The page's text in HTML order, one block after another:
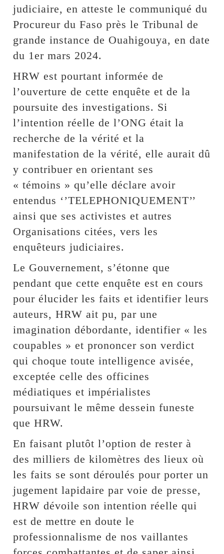
judiciaire, en atteste le communiqué du
Procureur du Faso près le Tribunal de
grande instance de Ouahigouya, en date
du 1er mars 2024.
HRW est pourtant informée de
l’ouverture de cette enquête et de la
poursuite des investigations. Si
l’intention réelle de l’ONG était la
recherche de la vérité et la
manifestation de la vérité, elle aurait dû
y contribuer en orientant ses
« témoins » qu’elle déclare avoir
entendus ‘’TELEPHONIQUEMENT’’
ainsi que ses activistes et autres
Organisations citées, vers les
enquêteurs judiciaires.
Le Gouvernement, s’étonne que
pendant que cette enquête est en cours
pour élucider les faits et identifier leurs
auteurs, HRW ait pu, par une
imagination débordante, identifier « les
coupables » et prononcer son verdict
qui choque toute intelligence avisée,
exceptée celle des officines
médiatiques et impérialistes
poursuivant le même dessein funeste
que HRW.
En faisant plutôt l’option de rester à
des milliers de kilomètres des lieux où
les faits se sont déroulés pour porter un
jugement lapidaire par voie de presse,
HRW dévoile son intention réelle qui
est de mettre en doute le
professionnalisme de nos vaillantes